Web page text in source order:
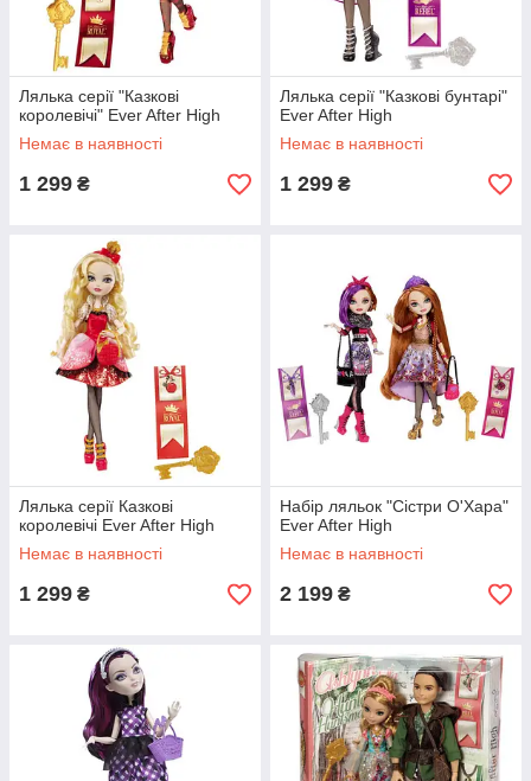
Лялька серії "Казкові
королевічі" Ever After High
Немає в наявності
1 299 ₴
Лялька серії "Казкові бунтарі"
Ever After High
Немає в наявності
1 299 ₴
Лялька серії Казкові
королевічі Ever After High
Немає в наявності
1 299 ₴
Набір ляльок "Сістри О'Хара"
Ever After High
Немає в наявності
2 199 ₴